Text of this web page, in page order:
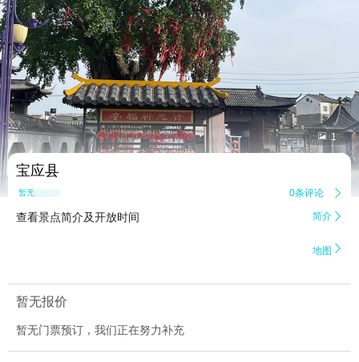
 1
宝应县
暂无点评 0条评论 
查看景点简介及开放时间 简介 
地图 
暂无报价
暂无门票预订，我们正在努力补充
